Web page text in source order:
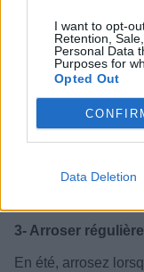
I want to opt-
Retention,
Personal Data
Purposes for
Opted Out
Data Deletion
3- Arroser
En été, arrosez